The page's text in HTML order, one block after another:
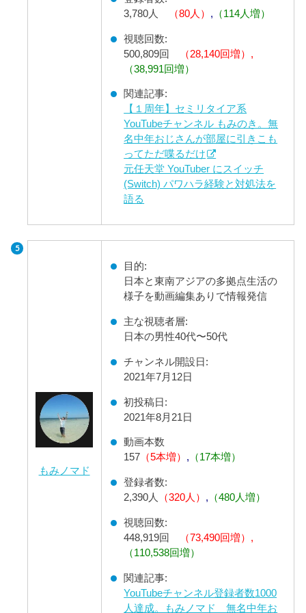
3,780人
（80人） , （114人増）
視聴回数:
500,809回
（28,140回増）,
（38,991回増）
関連記事:
【１周年】セミリタイア系
YouTubeチャンネル もみのき。無
名中年おじさんが部屋に引きこも
ってただ喋るだけ
元任天堂 YouTuber にスイッチ
(Switch) パワハラ経験と対処法を
語る
もみノマド
目的:
日本と東南アジアの多拠点生活の
様子を動画編集ありで情報発信
主な視聴者層:
日本の男性40代〜50代
チャンネル開設日:
2021年7月12日
初投稿日:
2021年8月21日
動画本数
157 （5本増） , （17本増）
登録者数:
2,390人
（320人） , （480人増）
視聴回数:
448,919回
（73,490回増）,
（110,538回増）
関連記事:
YouTubeチャンネル登録者数1000
人達成。もみノマド 無名中年お